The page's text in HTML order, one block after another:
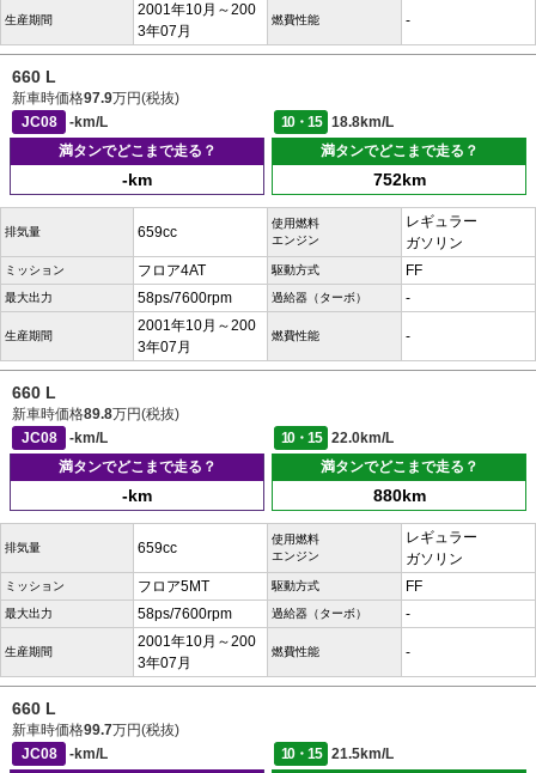
生産期間
2001年10月～200
3年07月
燃費性能 -
660 L
新車時価格97.9万円(税抜)
JC08
-km/L 10・15
18.8km/L
満タンでどこまで走る？
-km
満タンでどこまで走る？
752km
排気量 659cc
使用燃料
エンジン
レギュラー
ガソリン
ミッション フロア4AT 駆動方式 FF
最大出力 58ps/7600rpm 過給器（ターボ） -
生産期間
2001年10月～200
3年07月
燃費性能 -
660 L
新車時価格89.8万円(税抜)
JC08
-km/L 10・15
22.0km/L
満タンでどこまで走る？
-km
満タンでどこまで走る？
880km
排気量 659cc
使用燃料
エンジン
レギュラー
ガソリン
ミッション フロア5MT 駆動方式 FF
最大出力 58ps/7600rpm 過給器（ターボ） -
生産期間
2001年10月～200
3年07月
燃費性能 -
660 L
新車時価格99.7万円(税抜)
JC08
-km/L 10・15
21.5km/L